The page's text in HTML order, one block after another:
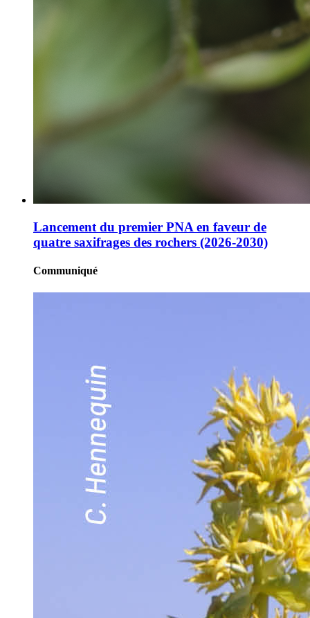
Lancement du premier PNA en faveur de
quatre saxifrages des rochers (2026-2030)
Communiqué